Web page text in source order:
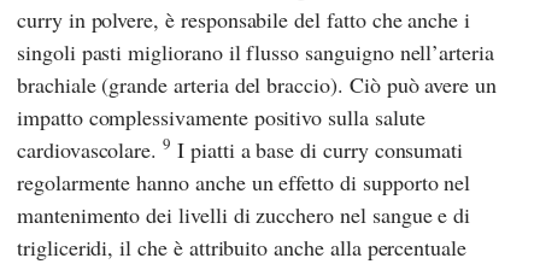
curry in polvere, è responsabile del fatto che anche i
singoli pasti migliorano il flusso sanguigno nell’arteria
brachiale (grande arteria del braccio). Ciò può avere un
impatto complessivamente positivo sulla salute
cardiovascolare.9 I piatti a base di curry consumati
regolarmente hanno anche un effetto di supporto nel
mantenimento dei livelli di zucchero nel sangue e di
trigliceridi, il che è attribuito anche alla percentuale